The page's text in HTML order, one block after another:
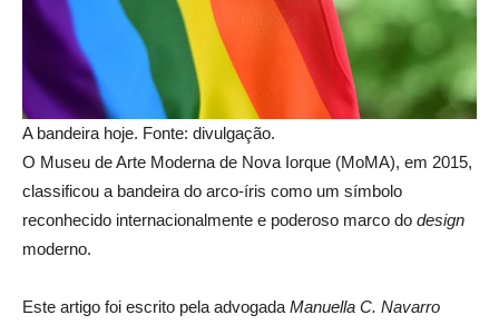
A bandeira hoje. Fonte: divulgação.
O Museu de Arte Moderna de Nova Iorque (MoMA), em 2015,
classificou a bandeira do arco-íris como um símbolo
reconhecido internacionalmente e poderoso marco do design
moderno.
Este artigo foi escrito pela advogada Manuella C. Navarro